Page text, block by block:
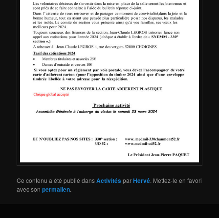
Ce contenu a été publié dansActivitésparHervé. Mettez-le en favori
avec sonpermalien.